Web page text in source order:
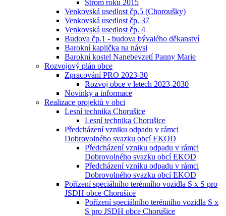
Strom roku 2015
Venkovská usedlost čp.5 (Choroušky)
Venkovská usedlost čp. 37
Venkovská usedlost čp. 4
Budova čp.1 - budova bývalého děkanství
Barokní kaplička na návsi
Barokní kostel Nanebevzetí Panny Marie
Rozvojový plán obce
Zpracování PRO 2023-30
Rozvoj obce v letech 2023-2030
Novinky a informace
Realizace projektů v obci
Lesní technika Chorušice
Lesní technika Chorušice
Předcházení vzniku odpadu v rámci
Dobrovolného svazku obcí EKOD
Předcházení vzniku odpadu v rámci
Dobrovolného svazku obcí EKOD
Předcházení vzniku odpadu v rámci
Dobrovolného svazku obcí EKOD
Pořízení speciálního terénního vozidla S x S pro
JSDH obce Chorušice
Pořízení speciálního terénního vozidla S x
S pro JSDH obce Chorušice